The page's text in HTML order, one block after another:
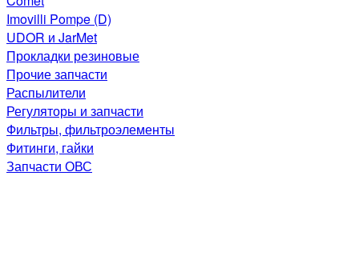
Imovilli Pompe (D)
UDOR и JarMet
Прокладки резиновые
Прочие запчасти
Распылители
Регуляторы и запчасти
Фильтры, фильтроэлементы
Фитинги, гайки
Запчасти ОВС